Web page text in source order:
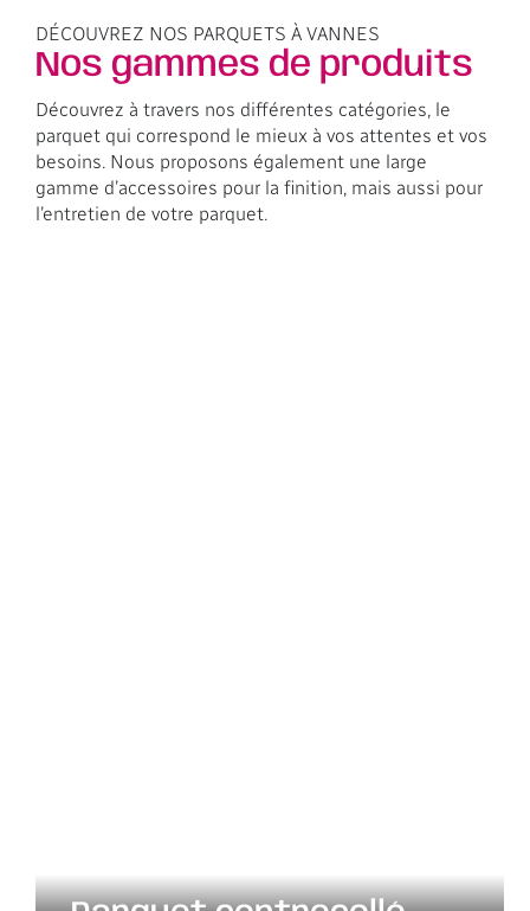
DÉCOUVREZ NOS PARQUETS À VANNES
Nos gammes de produits
Découvrez à travers nos différentes catégories, le
parquet qui correspond le mieux à vos attentes et vos
besoins. Nous proposons également une large
gamme d’accessoires pour la finition, mais aussi pour
l’entretien de votre parquet.